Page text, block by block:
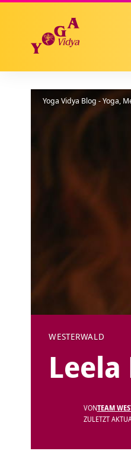
Yoga Vidya Blog - Yoga,
WESTERWALD
ZULETZT
VONTEAM